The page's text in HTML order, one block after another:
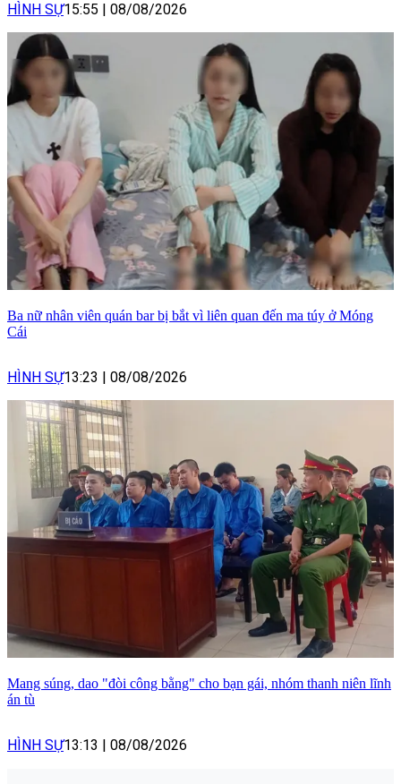
HÌNH SỰ15:55 08/08/2026
Ba nữ nhân viên quán bar bị bắt vì liên quan đến ma túy ở Móng
Cái
HÌNH SỰ13:23 08/08/2026
Mang súng, dao "đòi công bằng" cho bạn gái, nhóm thanh niên lĩnh
án tù
HÌNH SỰ13:13 08/08/2026